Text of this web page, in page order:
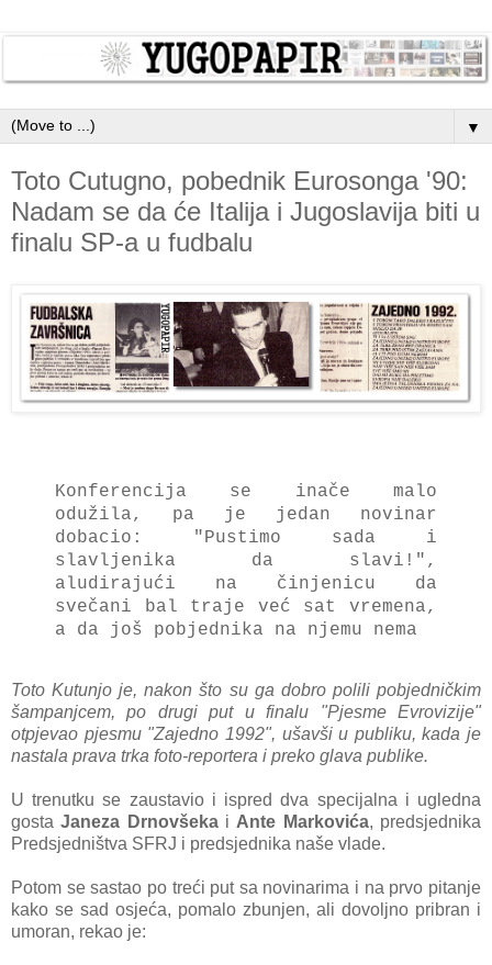
▼
Toto Cutugno, pobednik Eurosonga '90:
Nadam se da će Italija i Jugoslavija biti u
finalu SP-a u fudbalu
Konferencija se inače malo
odužila, pa je jedan novinar
dobacio:
"Pustimo sada i
slavljenika da slavi!",
aludirajući na činjenicu da
svečani bal traje već sat vremena,
a da još pobjednika na njemu nema
Toto Kutunjo je, nakon što su ga dobro polili pobjedničkim
šampanjcem, po drugi put u finalu "Pjesme Evrovizije"
otpjevao pjesmu "Zajedno 1992", ušavši u publiku, kada je
nastala prava trka foto-reportera i preko glava publike.
U trenutku se zaustavio i ispred dva specijalna i ugledna
gostaJaneza DrnovšekaiAnte Markovića, predsjednika
Predsjedništva SFRJ i predsjednika naše vlade.
Potom se sastao po treći put sa novinarima i na prvo pitanje
kako se sad osjeća, pomalo zbunjen, ali dovoljno pribran i
umoran, rekao je: